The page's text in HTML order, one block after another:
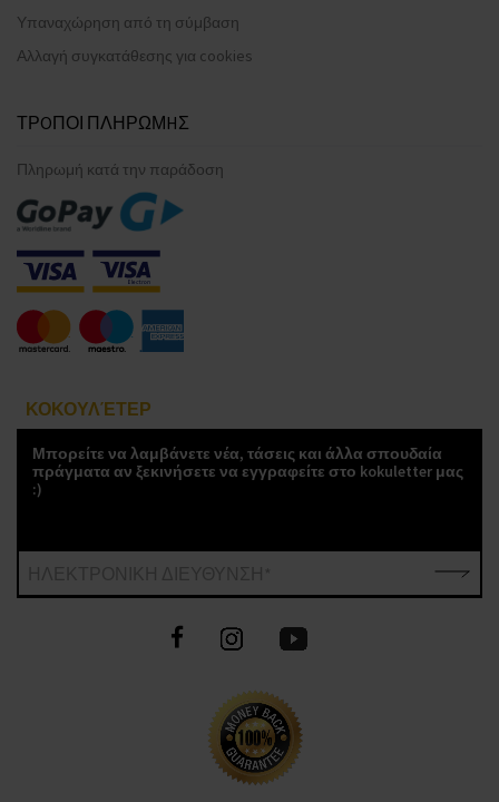
Υπαναχώρηση από τη σύμβαση
Αλλαγή συγκατάθεσης για cookies
ΤΡOΠΟΙ ΠΛΗΡΩΜHΣ
Πληρωμή κατά την παράδοση
ΚΟΚΟΥΛΈΤΕΡ
Μπορείτε να λαμβάνετε νέα, τάσεις και άλλα σπουδαία
πράγματα αν ξεκινήσετε να εγγραφείτε στο kokuletter μας
:)